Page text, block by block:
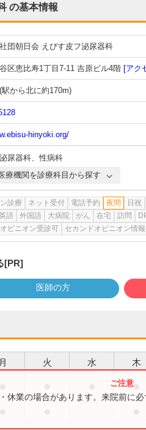
の基本情報
団朝日会 えびす皮フ泌尿器科
区恵比寿1丁目7-11 吉原ビル4階 [アク
(駅から北に約170m)
hinyoki.org/
泌尿器科、性病科
療機関を診療科目から探す
診療 ネット受付 電話予約 夜間 日祝
語 外国語 大病院 がん 在宅 訪問
ピニオン受診可
セカンドオピニオン情
[PR]
医師の方
月 火 水 木
●
休業の場合があります。来院前に必